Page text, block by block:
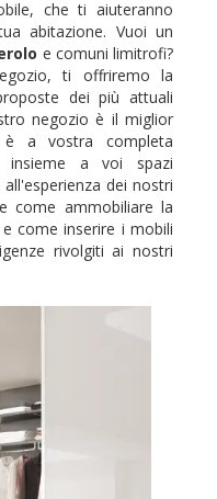
che ti aiuteranno
abitazione. Vuoi un
e comuni limitrofi?
ti offriremo la
dei più attuali
negozio è il miglior
a vostra completa
insieme a voi spazi
dei nostri
come ammobiliare la
come inserire i mobili
rivolgiti ai nostri